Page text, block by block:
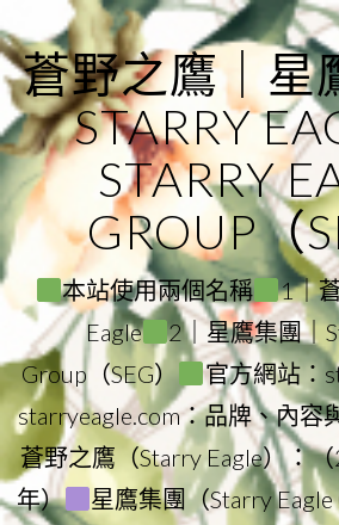
to
content
蒼野之鷹｜星
STARRY
STARRY
GROUP（
本站使用兩個名稱
1｜
Eagle
2｜星鷹集團｜
Group（SEG）
官方網站：
starryeagle.com：品牌、內容
蒼野之鷹（Starry Eagle）：
年）
星鷹集團（Starry Eagle